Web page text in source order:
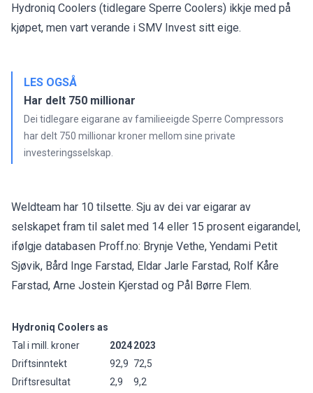
Hydroniq Coolers (tidlegare Sperre Coolers) ikkje med på
kjøpet, men vart verande i SMV Invest sitt eige.
LES OGSÅ
Har delt 750 millionar
Dei tidlegare eigarane av familieeigde Sperre Compressors
har delt 750 millionar kroner mellom sine private
investeringsselskap.
Weldteam har 10 tilsette. Sju av dei var eigarar av
selskapet fram til salet med 14 eller 15 prosent eigarandel,
ifølgje databasen Proff.no: Brynje Vethe, Yendami Petit
Sjøvik, Bård Inge Farstad, Eldar Jarle Farstad, Rolf Kåre
Farstad, Arne Jostein Kjerstad og Pål Børre Flem.
Hydroniq Coolers as
Tal i mill. kroner
20242023
Driftsinntekt
92,9 72,5
Driftsresultat
2,9
9,2